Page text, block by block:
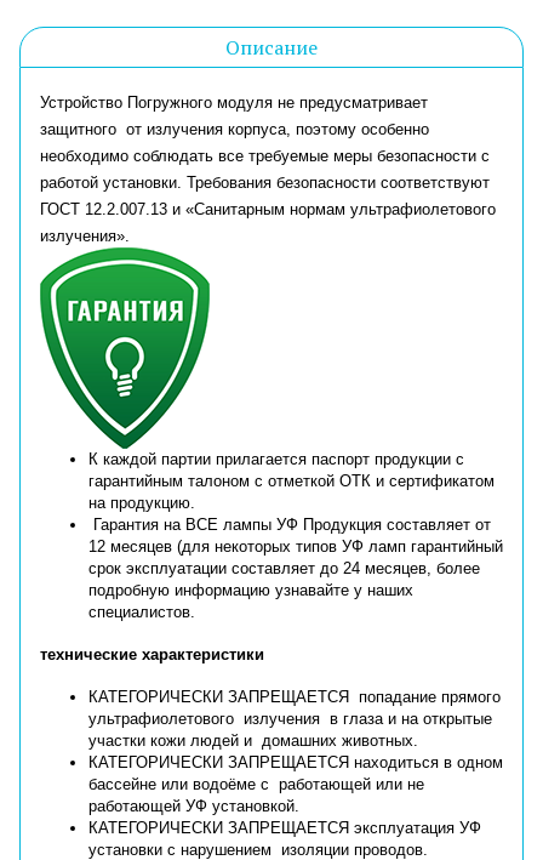
Описание
Устройство Погружного модуля не предусматривает
защитного от излучения корпуса, поэтому особенно
необходимо соблюдать все требуемые меры безопасности с
работой установки. Требования безопасности соответствуют
ГОСТ 12.2.007.13 и «Санитарным нормам ультрафиолетового
излучения».
К каждой партии прилагается паспорт продукции с
гарантийным талоном с отметкой ОТК и сертификатом
на продукцию
Гарантия на ВСЕ лампы УФ Продукция составляет от
12 месяцев (для некоторых типов УФ ламп гарантийный
срок эксплуатации составляет до 24 месяцев , более
подробную информацию узнавайте у наших
специалистов.
технические характеристики
КАТЕГОРИЧЕСКИ ЗАПРЕЩАЕТСЯ попадание прямого
ультрафиолетового излучения в глаза и на открытые
участки кожи людей и домашних животных.
КАТЕГОРИЧЕСКИ ЗАПРЕЩАЕТСЯ находиться в одном
бассейне или водоёме с работающей или не
работающей УФ установкой.
КАТЕГОРИЧЕСКИ ЗАПРЕЩАЕТСЯ эксплуатация УФ
установки с нарушением изоляции проводов.